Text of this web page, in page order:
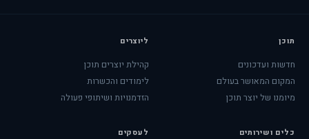
תוכן
חדשות ועדכונים
המקום המאושר בעולם
מיומנו של יוצר תוכן
ליוצרים
קהילת יוצרים תוכן
לימודים והכשרות
הזדמנויות ושיתופי פעולה
כלים ושירותים לעסקים